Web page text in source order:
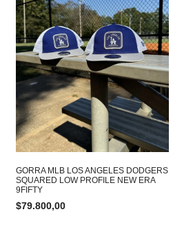
GORRA MLB LOS ANGELES DODGERS
SQUARED LOW PROFILE NEW ERA
9FIFTY
$79.800,00